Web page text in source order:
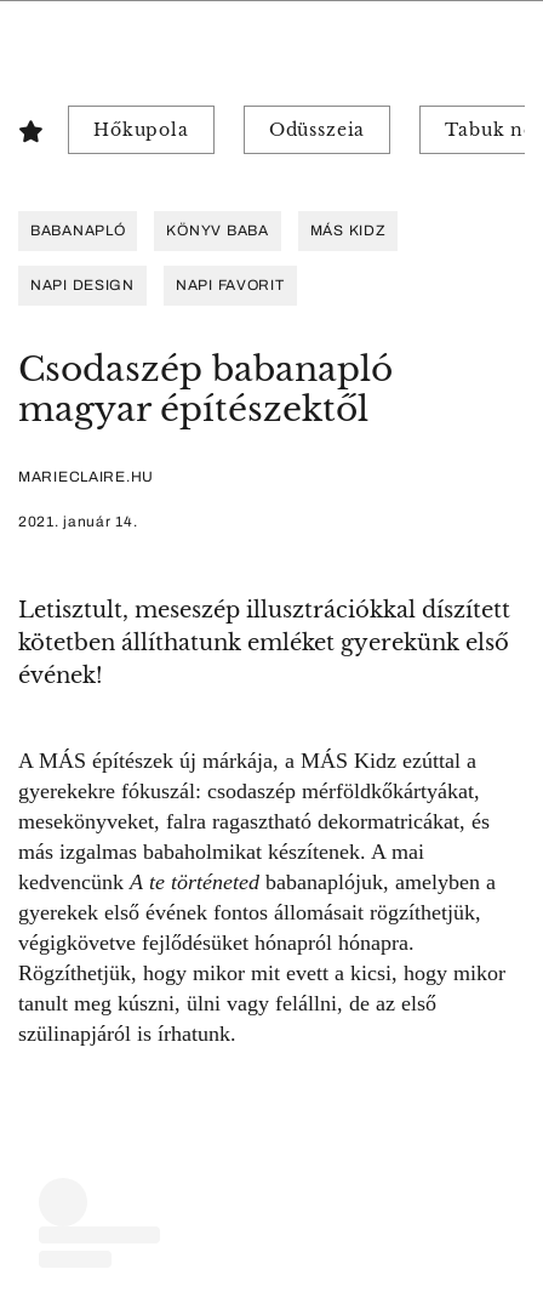
Hőkupola Odüsszeia Tabuk
BABANAPLÓ KÖNYV BABA MÁS KIDZ
NAPI DESIGN NAPI FAVORIT
Csodaszép babanapló
magyar építészektől
MARIECLAIRE.HU
2021. január 14.
Letisztult, meseszép illusztrációkkal díszített
kötetben állíthatunk emléket gyerekünk első
évének!
A MÁS építészek új márkája, a MÁS Kidz ezúttal a
gyerekekre fókuszál: csodaszép mérföldkőkártyákat,
mesekönyveket, falra ragasztható dekormatricákat, és
más izgalmas babaholmikat készítenek. A mai
kedvencünkA te történeted babanaplójuk, amelyben a
gyerekek első évének fontos állomásait rögzíthetjük,
végigkövetve fejlődésüket hónapról hónapra.
Rögzíthetjük, hogy mikor mit evett a kicsi, hogy mikor
tanult meg kúszni, ülni vagy felállni, de az első
szülinapjáról is írhatunk.